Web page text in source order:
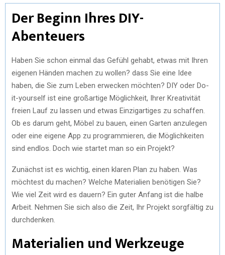
Der Beginn Ihres DIY-
Abenteuers
Haben Sie schon einmal das Gefühl gehabt, etwas mit Ihren
eigenen Händen machen zu wollen? dass Sie eine Idee
haben, die Sie zum Leben erwecken möchten? DIY oder Do-
it-yourself ist eine großartige Möglichkeit, Ihrer Kreativität
freien Lauf zu lassen und etwas Einzigartiges zu schaffen.
Ob es darum geht, Möbel zu bauen, einen Garten anzulegen
oder eine eigene App zu programmieren, die Möglichkeiten
sind endlos. Doch wie startet man so ein Projekt?
Zunächst ist es wichtig, einen klaren Plan zu haben. Was
möchtest du machen? Welche Materialien benötigen Sie?
Wie viel Zeit wird es dauern? Ein guter Anfang ist die halbe
Arbeit. Nehmen Sie sich also die Zeit, Ihr Projekt sorgfältig zu
durchdenken.
Materialien und Werkzeuge